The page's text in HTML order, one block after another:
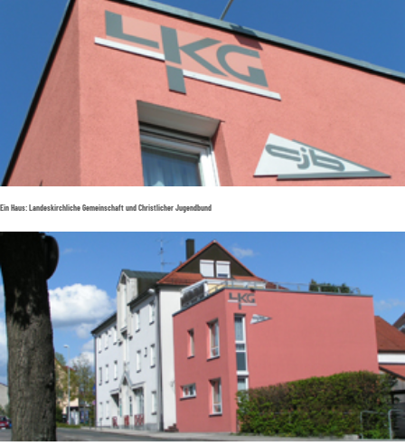
Ein Haus: Landeskirchliche Gemeinschaft und Christlicher Jugendbund